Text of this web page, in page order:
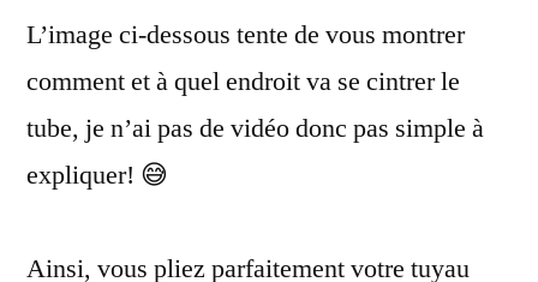
L’image ci-dessous tente de vous montrer
comment et à quel endroit va se cintrer le
tube, je n’ai pas de vidéo donc pas simple à
expliquer! 😅
Ainsi, vous pliez parfaitement votre tuyau